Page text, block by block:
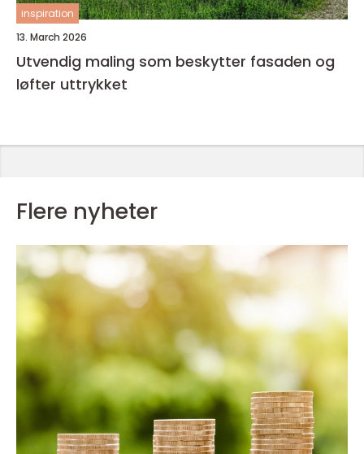
inspiration
13. March 2026
Utvendig maling som beskytter fasaden og
løfter uttrykket
Flere nyheter